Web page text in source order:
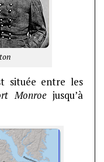
située entre les
Monroejusqu’à